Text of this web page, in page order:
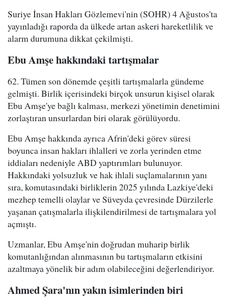
Suriye İnsan Hakları Gözlemevi'nin (SOHR) 4 Ağustos'ta
yayınladığı raporda da ülkede artan askeri hareketlilik ve
alarm durumuna dikkat çekilmişti.
Ebu Amşe hakkındaki tartışmalar
62. Tümen son dönemde çeşitli tartışmalarla gündeme
gelmişti. Birlik içerisindeki birçok unsurun kişisel olarak
Ebu Amşe'ye bağlı kalması, merkezi yönetimin denetimini
zorlaştıran unsurlardan biri olarak görülüyordu.
Ebu Amşe hakkında ayrıca Afrin'deki görev süresi
boyunca insan hakları ihlalleri ve zorla yerinden etme
iddiaları nedeniyle ABD yaptırımları bulunuyor.
Hakkındaki yolsuzluk ve hak ihlali suçlamalarının yanı
sıra, komutasındaki birliklerin 2025 yılında Lazkiye'deki
mezhep temelli olaylar ve Süveyda çevresinde Dürzilerle
yaşanan çatışmalarla ilişkilendirilmesi de tartışmalara yol
açmıştı.
Uzmanlar, Ebu Amşe'nin doğrudan muharip birlik
komutanlığından alınmasının bu tartışmaların etkisini
azaltmaya yönelik bir adım olabileceğini değerlendiriyor.
Ahmed Şara'nın yakın isimlerinden biri